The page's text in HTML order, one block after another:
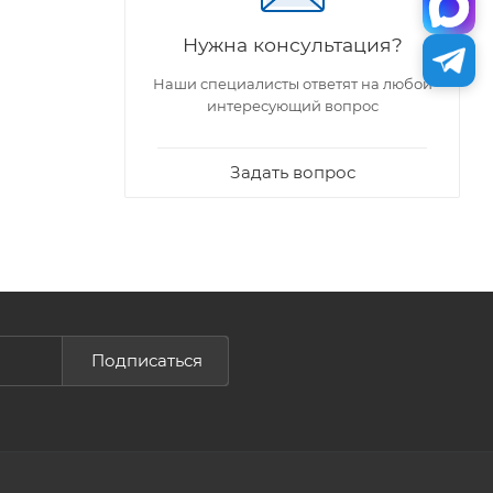
Нужна консультация?
Наши специалисты ответят на любой
интересующий вопрос
Задать вопрос
Подписаться